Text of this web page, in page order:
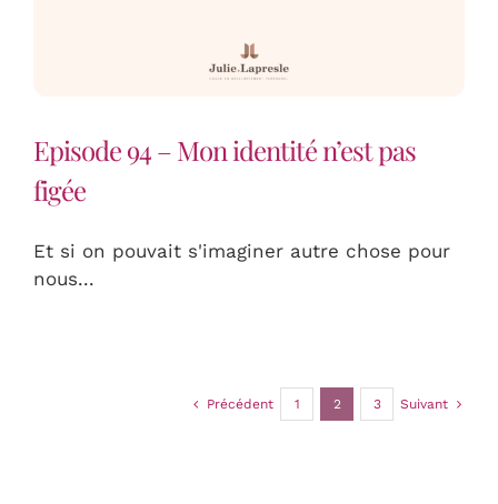
Episode 94 – Mon identité n’est pas
figée
Et si on pouvait s'imaginer autre chose pour
nous...
Précédent 1 2 3 Suivant